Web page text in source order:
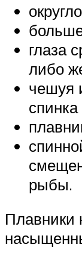
глаза
либо
чешуя
рыбы.
Плавники